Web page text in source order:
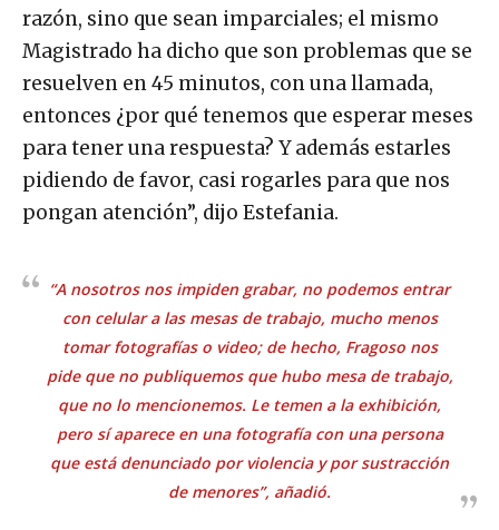
razón, sino que sean imparciales; el mismo
Magistrado ha dicho que son problemas que se
resuelven en 45 minutos, con una llamada,
entonces ¿por qué tenemos que esperar meses
para tener una respuesta? Y además estarles
pidiendo de favor, casi rogarles para que nos
pongan atención”, dijo Estefania.
“A nosotros nos impiden grabar, no podemos entrar
con celular a las mesas de trabajo, mucho menos
tomar fotografías o video; de hecho, Fragoso nos
pide que no publiquemos que hubo mesa de trabajo,
que no lo mencionemos. Le temen a la exhibición,
pero sí aparece en una fotografía con una persona
que está denunciado por violencia y por sustracción
de menores”, añadió.